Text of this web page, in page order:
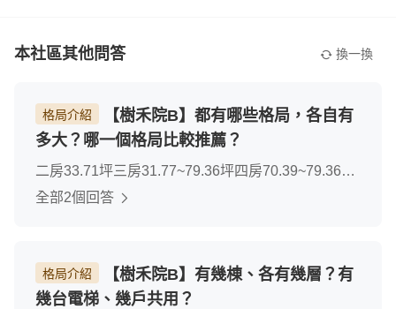
本社區其他問答 換一換
格局介紹
【樹禾院B】都有哪些格局，各自有
多大？哪一個格局比較推薦？
二房33.71坪三房31.77~79.36坪四房70.39~79.36坪
五房76.7坪個人推薦四房
全部2個回答
格局介紹
【樹禾院B】有幾棟、各有幾層？有
幾台電梯、幾戶共用？